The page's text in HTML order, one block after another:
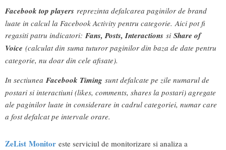
Facebook top players reprezinta defalcarea paginilor de brand
luate in calcul la Facebook Activity pentru categorie.Aici pot fi
regasiti patru indicatori: Fans, Posts, Interactions si Share of
Voice (calculat din suma tuturor paginilor din baza de date pentru
categorie, nu doar din cele afisate).
In sectiunea Facebook Timing sunt defalcate pe zile numarul de
postari si interactiuni (likes, comments, shares la postari) agregate
ale paginilor luate in considerare in cadrul categoriei, numar care
a fost defalcat pe intervale orare.
ZeList Monitor este serviciul de monitorizare si analiza a